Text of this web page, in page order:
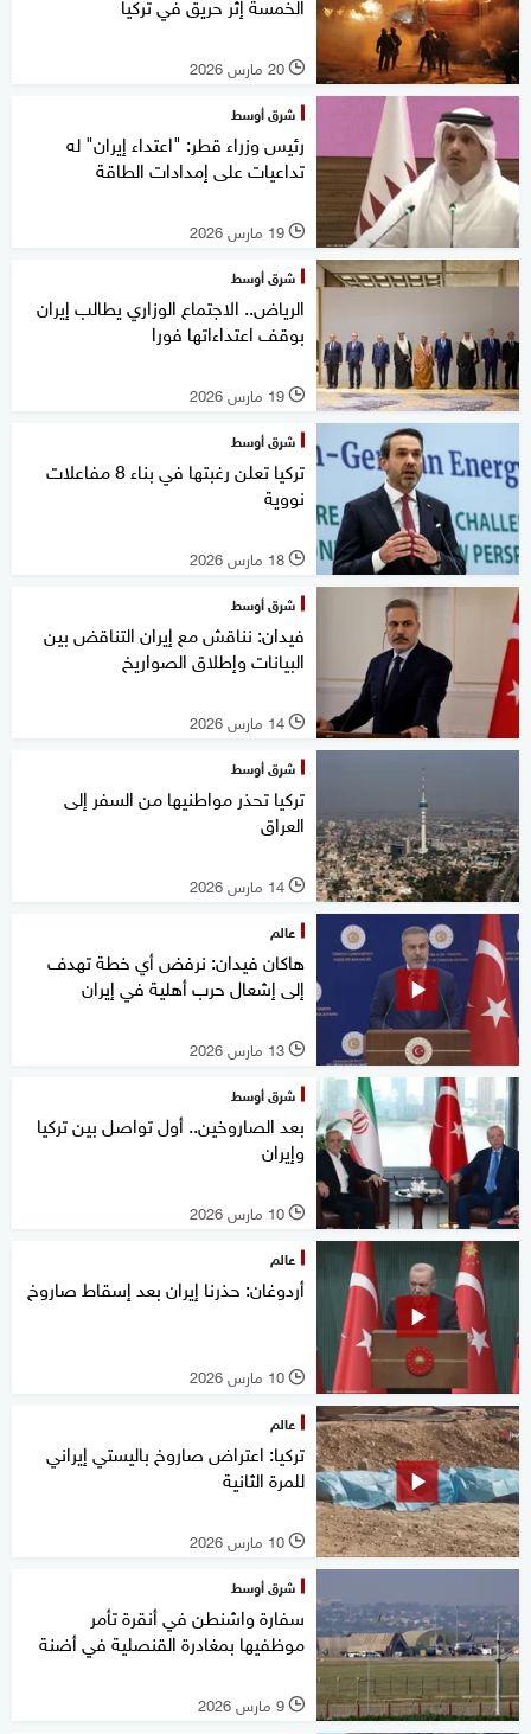
l 20 مارس 2026
شرق أوسط
رئيس وزراء قطر: "اعتداء إيران" له
تداعيات على إمدادات الطاقة
l 19 مارس 2026
شرق أوسط
الرياض.. الاجتماع الوزاري يطالب إيران
بوقف اعتداءاتها فورا
l 19 مارس 2026
شرق أوسط
تركيا تعلن رغبتها في بناء 8 مفاعلات
نووية
l 18 مارس 2026
شرق أوسط
فيدان: نناقش مع إيران التناقض بين
البيانات وإطلاق الصواريخ
l 14 مارس 2026
شرق أوسط
تركيا تحذر مواطنيها من السفر إلى
العراق
l 14 مارس 2026
عالم
هاكان فيدان: نرفض أي خطة تهدف
إلى إشعال حرب أهلية في إيران
l 13 مارس 2026
شرق أوسط
بعد الصاروخين.. أول تواصل بين تركيا
وإيران
l 10 مارس 2026
عالم
أردوغان: حذرنا إيران بعد إسقاط صاروخ
l 10 مارس 2026
عالم
تركيا: اعتراض صاروخ باليستي إيراني
للمرة الثانية
l 10 مارس 2026
شرق أوسط
سفارة واشنطن في أنقرة تأمر
موظفيها بمغادرة القنصلية في أضنة
l 9 مارس 2026